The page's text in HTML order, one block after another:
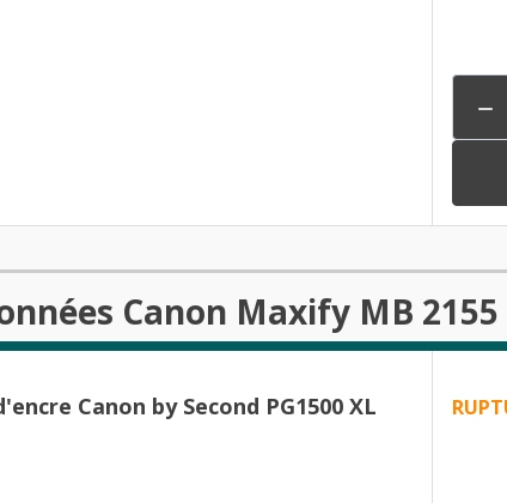

Canon Maxify MB 2155
PG1500 XL